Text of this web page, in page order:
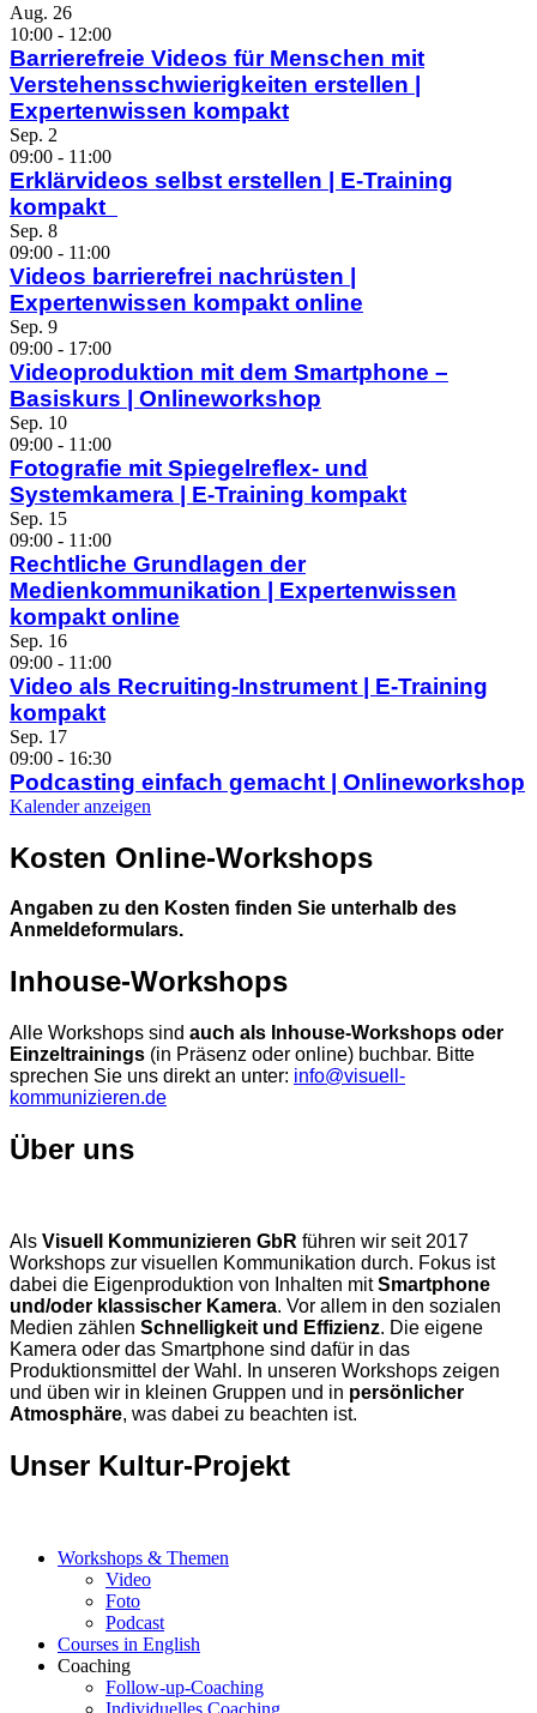
Aug. 26
10:00 - 12:00
Barrierefreie Videos für Menschen mit
Verstehensschwierigkeiten erstellen |
Expertenwissen kompakt
Sep. 2
09:00 - 11:00
Erklärvideos selbst erstellen | E-Training
kompakt
Sep. 8
09:00 - 11:00
Videos barrierefrei nachrüsten |
Expertenwissen kompakt online
Sep. 9
09:00 - 17:00
Videoproduktion mit dem Smartphone –
Basiskurs | Onlineworkshop
Sep. 10
09:00 - 11:00
Fotografie mit Spiegelreflex- und
Systemkamera | E-Training kompakt
Sep. 15
09:00 - 11:00
Rechtliche Grundlagen der
Medienkommunikation | Expertenwissen
kompakt online
Sep. 16
09:00 - 11:00
Video als Recruiting-Instrument | E-Training
kompakt
Sep. 17
09:00 - 16:30
Podcasting einfach gemacht | Onlineworkshop
Kalender anzeigen
Kosten Online-Workshops
Angaben zu den Kosten finden Sie unterhalb des
Anmeldeformulars.
Inhouse-Workshops
Alle Workshops sind auch als Inhouse-Workshops oder
Einzeltrainings (in Präsenz oder online) buchbar. Bitte
sprechen Sie uns direkt an unter: info@visuell-
kommunizieren.de
Über uns
Als Visuell Kommunizieren GbR führen wir seit 2017
Workshops zur visuellen Kommunikation durch. Fokus ist
dabei die Eigenproduktion von Inhalten mitSmartphone
und/oder klassischer Kamera. Vor allem in den sozialen
Medien zählen Schnelligkeit und Effizienz. Die eigene
Kamera oder das Smartphone sind dafür in das
Produktionsmittel der Wahl. In unseren Workshops zeigen
und üben wir in kleinen Gruppen und in persönlicher
Atmosphäre, was dabei zu beachten ist.
Unser Kultur-Projekt
Workshops & Themen
Video
Foto
Podcast
Courses in English
Coaching
Follow-up-Coaching
Individuelles Coaching